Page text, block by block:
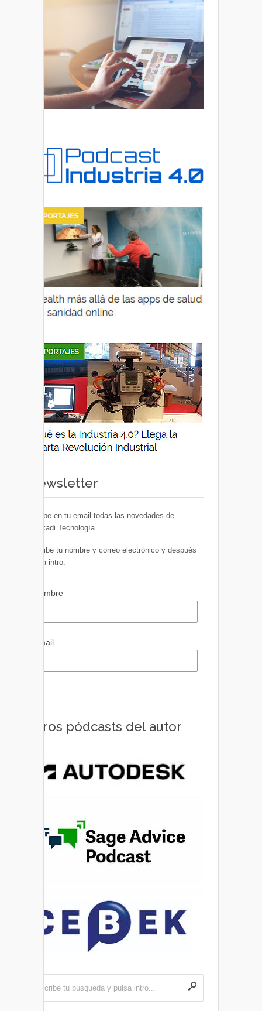
Newsletter
Recibe en tu email todas las novedades de
Euskadi Tecnología.
Escribe tu nombre y correo electrónico y después
pulsa intro.
Nombre
Email
Otros pódcasts del autor